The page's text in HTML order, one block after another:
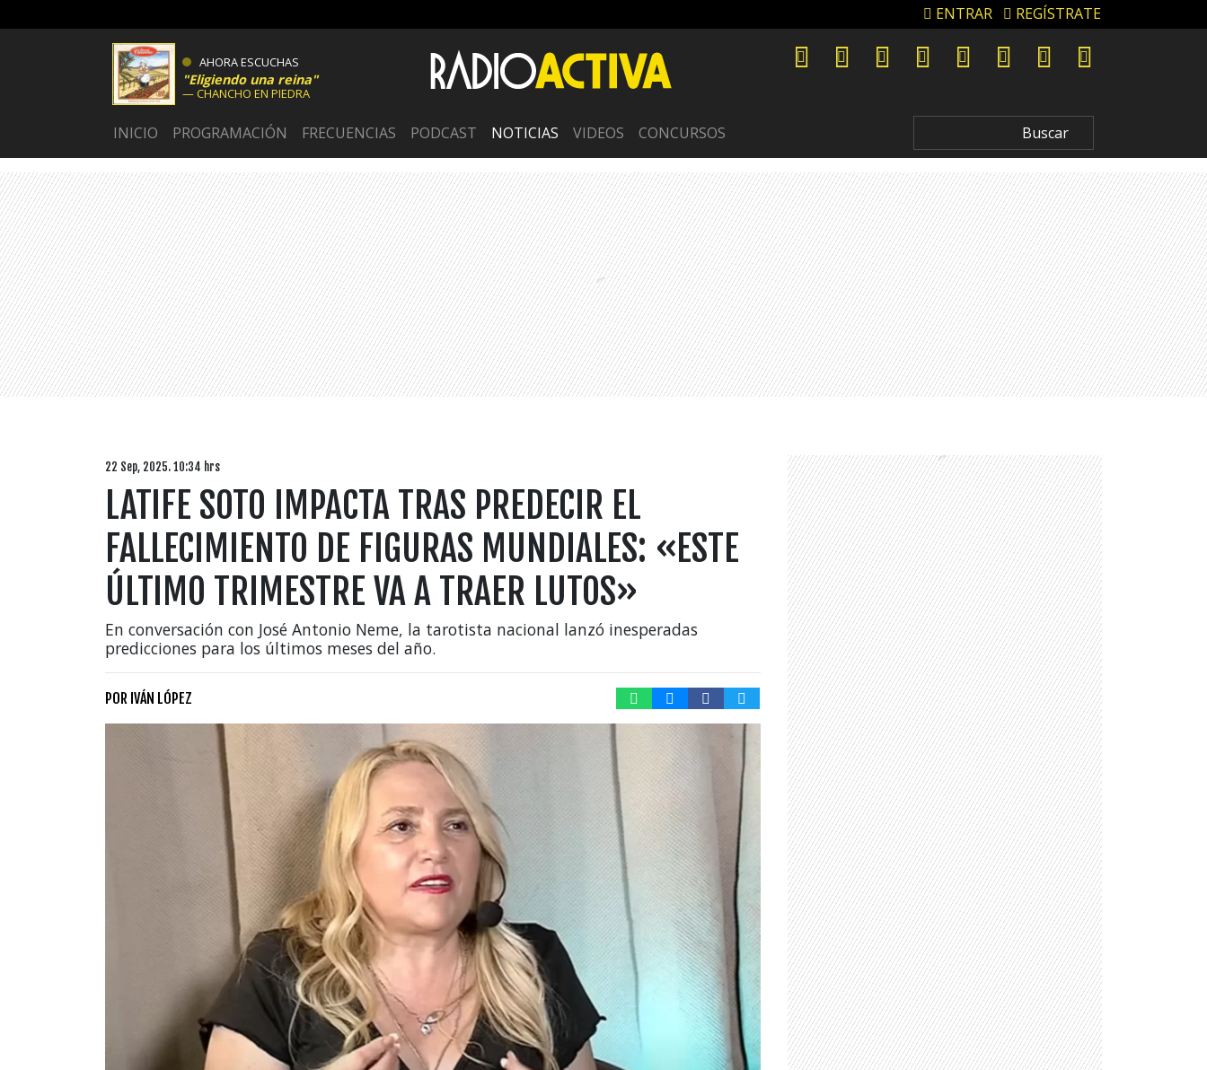
ENTRAR REGÍSTRATE
AHORA ESCUCHAS
Eligiendo una reina
CHANCHO EN PIEDRA
INICIO PROGRAMACIÓN FRECUENCIAS PODCAST NOTICIAS VIDEOS CONCURSOS
22 Sep, 2025. 10:34 hrs
LATIFE SOTO IMPACTA TRAS PREDECIR EL
FALLECIMIENTO DE FIGURAS MUNDIALES: «ESTE
ÚLTIMO TRIMESTRE VA A TRAER LUTOS»
En conversación con José Antonio Neme, la tarotista nacional lanzó inesperadas
predicciones para los últimos meses del año.
POR IVÁN LÓPEZ